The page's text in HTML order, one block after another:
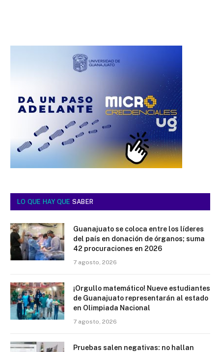
LO QUE HAY QUE SABER
Guanajuato se coloca entre los líderes
del país en donación de órganos; suma
42 procuraciones en 2026
7 agosto, 2026
¡Orgullo matemático! Nueve estudiantes
de Guanajuato representarán al estado
en Olimpiada Nacional
7 agosto, 2026
Pruebas salen negativas: no hallan